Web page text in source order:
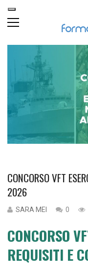
CONCORSO VFT
2026
SARA MEI 0
CONCORSO
REQUISITI E